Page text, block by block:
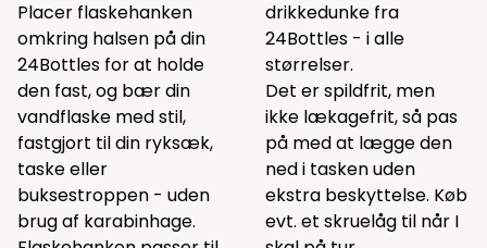
Placer flaskehanken
omkring halsen på din
24Bottles for at holde
den fast, og bær din
vandflaske med stil,
fastgjort til din ryksæk,
taske eller
buksestroppen - uden
brug af karabinhage.
drikkedunke fra
24Bottles - i alle
størrelser.
Det er spildfrit, men
ikke lækagefrit, så pas
på med at lægge den
ned i tasken uden
ekstra beskyttelse. Køb
evt. et skruelåg til når I